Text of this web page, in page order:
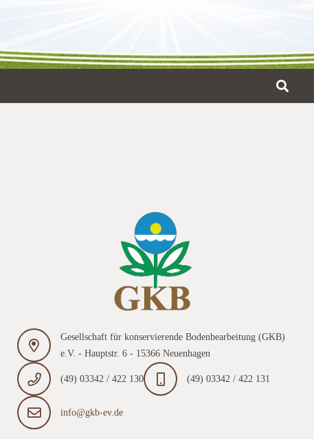
Gesellschaft für konservierende Bodenbearbeitung (GKB)
e.V. - Hauptstr. 6 - 15366 Neuenhagen
(49) 03342 / 422 130
(49) 03342 / 422 131
info@gkb-ev.de